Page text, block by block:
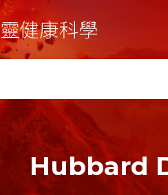
Hubbard